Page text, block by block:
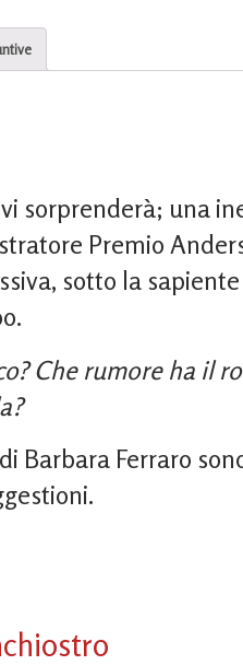
sorprenderà; una
Premio
sotto la
Che rumore ha il
Barbara Ferraro